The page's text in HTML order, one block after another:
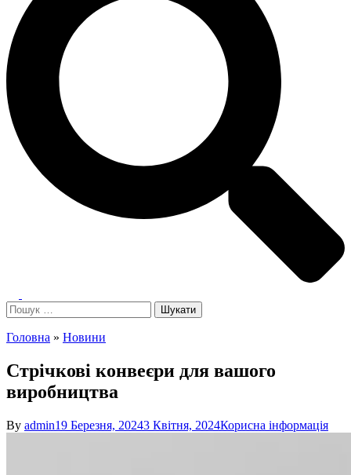
menu
Пошук:
Головна » Новини
Стрічкові конвеєри для вашого
виробництва
By admin19 Березня, 20243 Квітня, 2024Корисна інформація